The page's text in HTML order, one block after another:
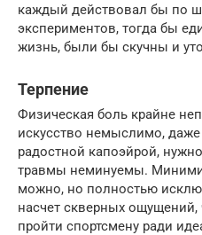
каждый действовал бы по
экспериментов, тогда бы
жизнь, были бы скучны и
Терпение
Физическая боль крайне
искусство немыслимо,
радостной капоэйрой,
травмы неминуемы.
можно, но полностью
насчет скверных ощущений,
пройти спортсмену ради